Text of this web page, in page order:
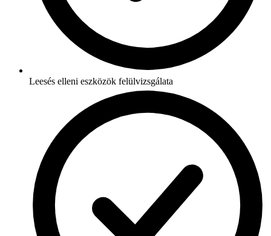
Leesés elleni eszközök felülvizsgálata